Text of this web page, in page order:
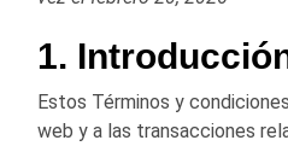
1.
Estos Términos y
web y a las transacciones